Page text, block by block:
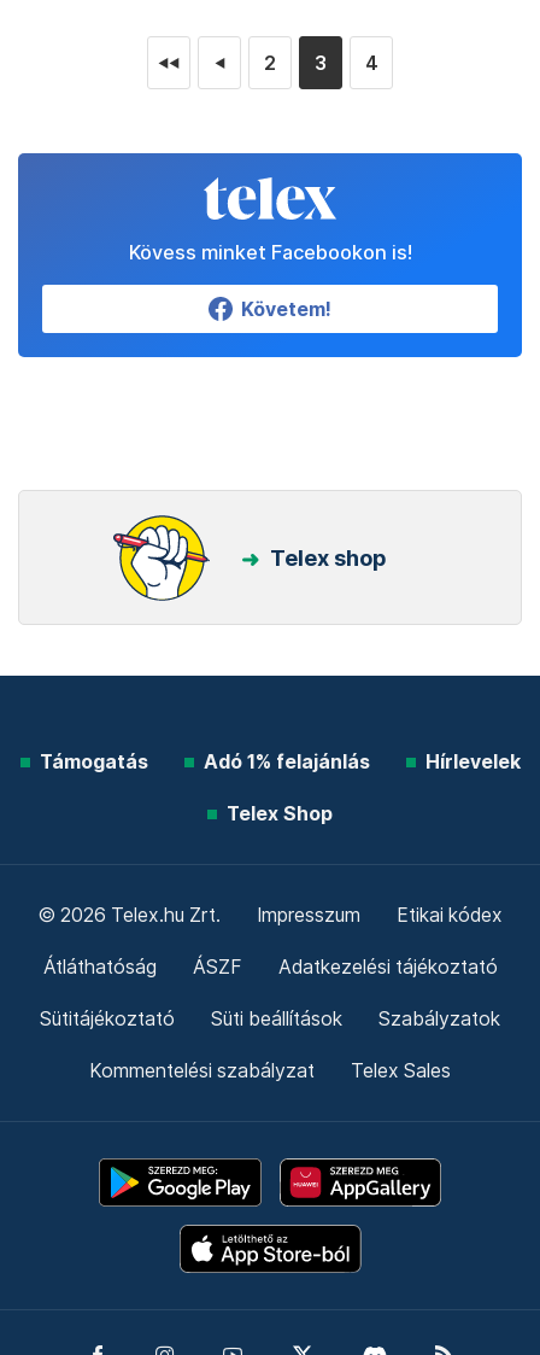
◄◄ ◄ 2 3 4
Kövess minket Facebookon is!
Követem!
Telex shop
Támogatás Adó 1% felajánlás Hírlevelek
Telex Shop
© 2026 Telex.hu Zrt. Impresszum Etikai kódex
Átláthatóság ÁSZF Adatkezelési tájékoztató
Sütitájékoztató Süti beállítások Szabályzatok
Kommentelési szabályzat Telex Sales